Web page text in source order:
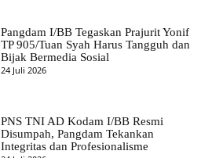
Pangdam I/BB Tegaskan Prajurit Yonif
TP 905/Tuan Syah Harus Tangguh dan
Bijak Bermedia Sosial
24 Juli 2026
PNS TNI AD Kodam I/BB Resmi
Disumpah, Pangdam Tekankan
Integritas dan Profesionalisme